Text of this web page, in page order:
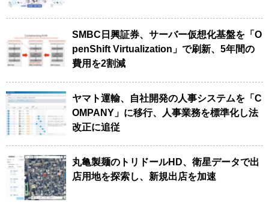
SMBC日興証券、サーバー仮想化基盤を「O
penShift Virtualization」で刷新、5年間の
費用を2割減
ヤマト運輸、自社開発の人事システムを「C
OMPANY」に移行、人事業務を標準化し法
改正に追従
丸亀製麺のトリドールHD、衛星データで出
店用地を探索し、新規出店を加速